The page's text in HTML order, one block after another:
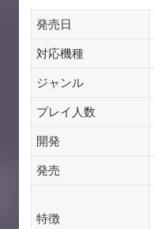
発売日
対応機種
ジャンル
プレイ人数
開発
発売
特徴